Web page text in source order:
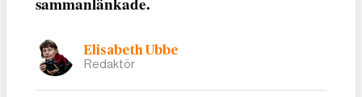
Elisabeth Ubbe
Redaktör